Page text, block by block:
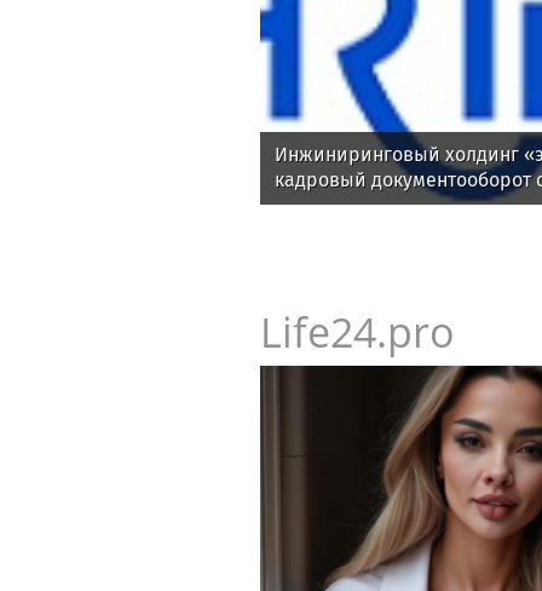
Инжиниринговый холдинг
кадровый
Life24.pro